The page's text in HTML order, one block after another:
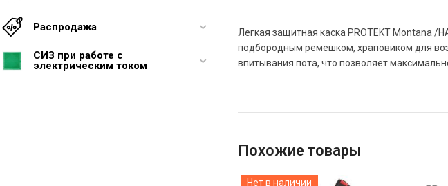
Распродажа
СИЗ при работе с
электрическим током
Легкая защитная каска PROTEKT Montana
подбородным ремешком, храповиком для
впитывания пота, что позволяет
Похожие товары
Нет в наличии